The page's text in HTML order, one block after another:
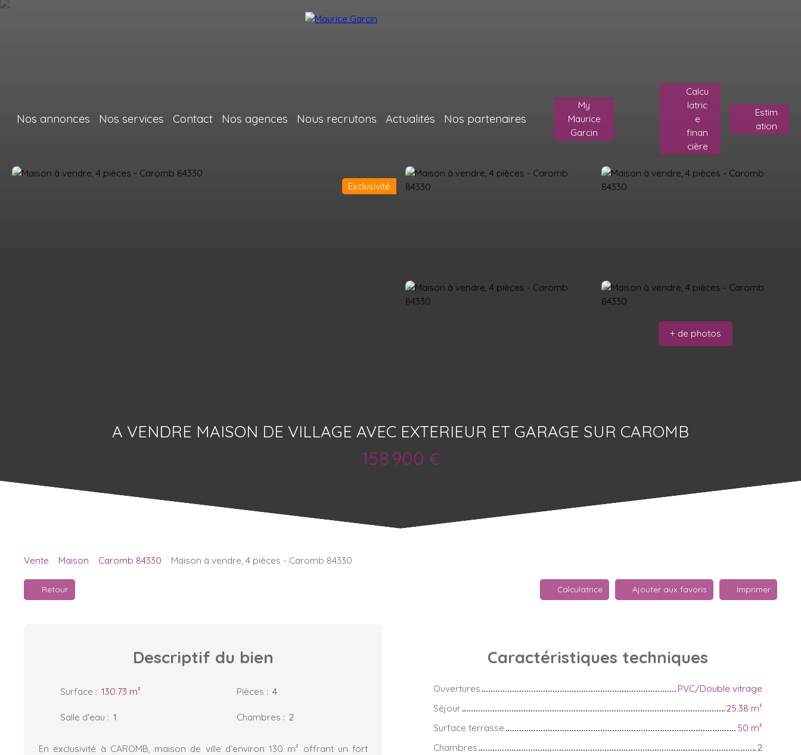
Nos annonces Nos services Contact Nos agences Nous recrutons Actualités Nos partenaires
My
Maurice
Garcin
Calcu
latric
e
finan
cière
Estim
ation
Exclusivité
+ de photos
A VENDRE MAISON DE VILLAGE AVEC EXTERIEUR ET GARAGE SUR CAROMB
158 900 €
Vente Maison Caromb 84330 Maison à vendre, 4 pièces - Caromb 84330
Retour Calculatrice Ajouter aux favoris Imprimer
Descriptif du bien
Surface : 130.73 m² Pièces : 4
Salle d'eau : 1 Chambres : 2
En exclusivité à CAROMB, maison de ville d’environ 130 m² offrant un fort
Caractéristiques techniques
Ouvertures
PVC/Double vitrage
Séjour
25.38 m²
Surface terrasse
50 m²
Chambres
2